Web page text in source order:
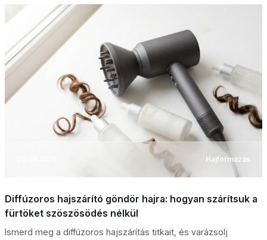
Hajformázás
Diffúzoros hajszárító göndör hajra: hogyan szárítsuk a
fürtöket szöszösödés nélkül
Ismerd meg a diffúzoros hajszárítás titkait, és varázsolj